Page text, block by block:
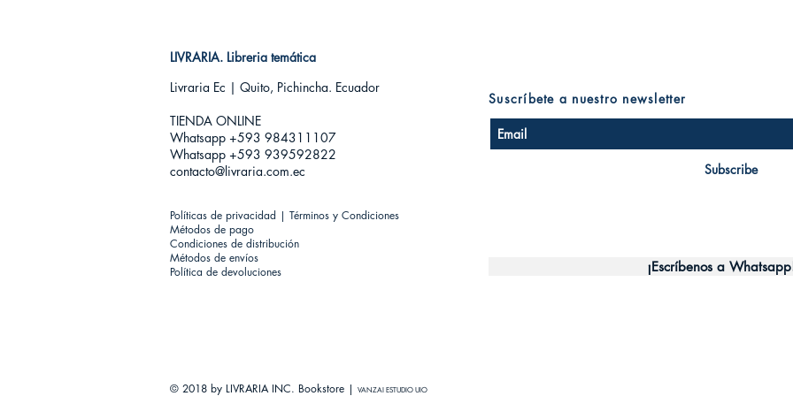
LIVRARIA. Libreria temática
Livraria Ec | Quito, Pichincha. Ecuador
TIENDA ONLINE​
Whatsapp +593 984311107
Whatsapp +593 939592822
contacto@livraria.com.ec
Políticas de privacidad | Términos y Condiciones
Métodos de pago
Condiciones de distribución
Métodos de envíos
Política de devoluciones
Subscribe
Suscríbete a nuestro newsletter
¡Escríbenos a
© 2018 by LIVRARIA INC. Bookstore | VANZAI ESTUDIO UIO